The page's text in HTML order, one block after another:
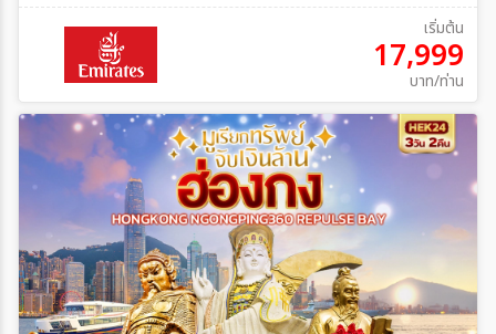
เริ่มต้น
17,999
บาท/ท่าน